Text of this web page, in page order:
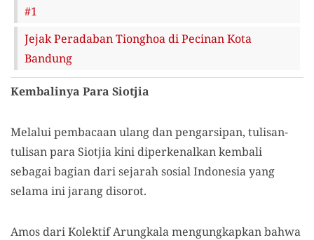
#1
Jejak Peradaban Tionghoa di Pecinan Kota
Bandung
Kembalinya Para Siotjia
Melalui pembacaan ulang dan pengarsipan, tulisan-
tulisan para Siotjia kini diperkenalkan kembali
sebagai bagian dari sejarah sosial Indonesia yang
selama ini jarang disorot.
Amos dari Kolektif Arungkala mengungkapkan bahwa